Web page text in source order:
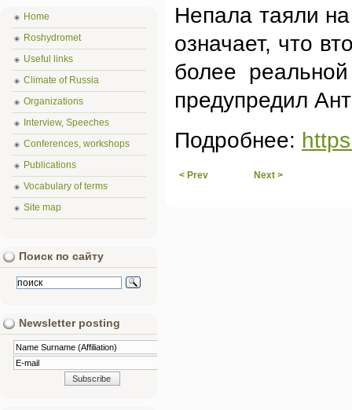
Непала таяли
означает, что
более
предупредил
Подробнее:
< Prev Next >
Home
Roshydromet
Useful links
Climate of Russia
Organizations
Interview, Speeches
Conferences, workshops
Publications
Vocabulary of terms
Site map
Поиск по сайту
Newsletter posting